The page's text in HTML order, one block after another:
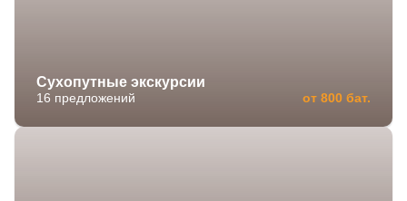
Сухопутные экскурсии
16 предложений от 800 бат.